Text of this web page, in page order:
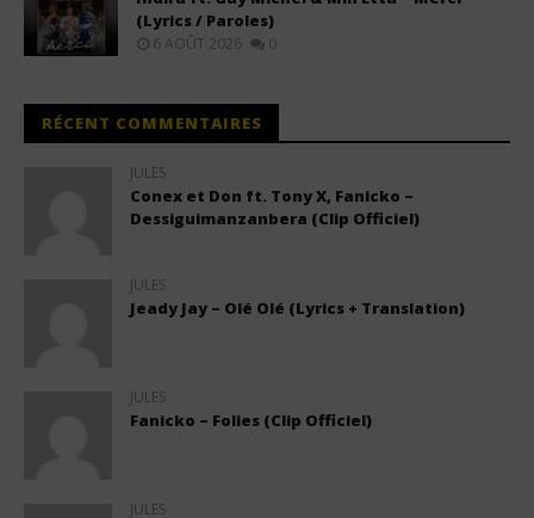
(Lyrics / Paroles)
6 AOÛT 2026 0
RÉCENT COMMENTAIRES
JULES
Conex et Don ft. Tony X, Fanicko –
Dessiguimanzanbera (Clip Officiel)
JULES
Jeady Jay – Olé Olé (Lyrics + Translation)
JULES
Fanicko – Folies (Clip Officiel)
JULES